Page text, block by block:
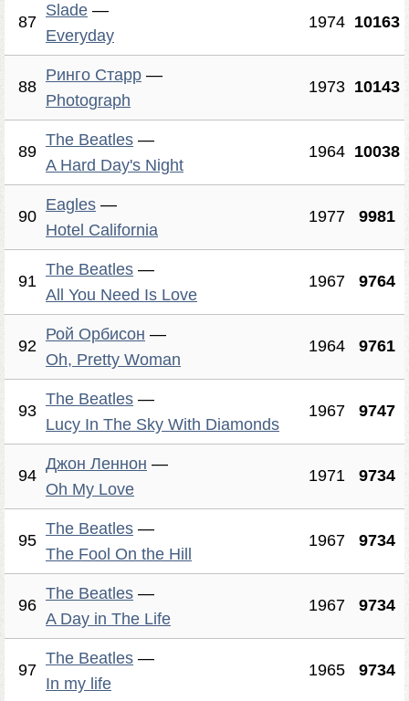
87
Slade —
Everyday
1974 10163
88
Ринго Старр —
Photograph
1973 10143
89
The Beatles —
A Hard Day's Night
1964 10038
90
Eagles —
Hotel California
1977 9981
91
The Beatles —
All You Need Is Love
1967 9764
92
Рой Орбисон —
Oh, Pretty Woman
1964 9761
93
The Beatles —
Lucy In The Sky With Diamonds
1967 9747
94
Джон Леннон —
Oh My Love
1971 9734
95
The Beatles —
The Fool On the Hill
1967 9734
96
The Beatles —
A Day in The Life
1967 9734
97
The Beatles —
In my life
1965 9734